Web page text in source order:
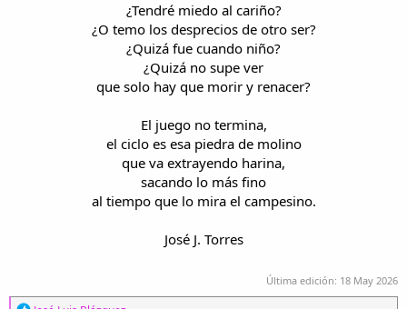
¿Tendré miedo al cariño?
¿O temo los desprecios de otro ser?
¿Quizá fue cuando niño?
¿Quizá no supe ver
que solo hay que morir y renacer?
El juego no termina,
el ciclo es esa piedra de molino
que va extrayendo harina,
sacando lo más fino
al tiempo que lo mira el campesino.
José J. Torres
Última edición: 18 May 2026